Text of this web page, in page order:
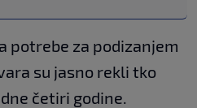
potrebe za podizanjem
su jasno rekli tko
četiri godine.